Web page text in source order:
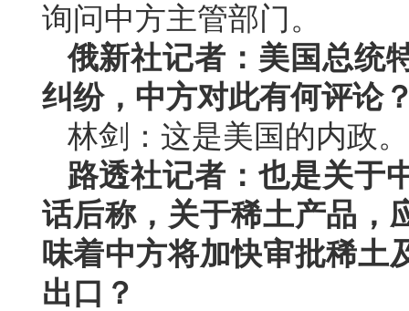
询问中方主管部门。
俄新社记者：美国总统
纠纷，中方对此有何评论
林剑：这是美国的内政。
路透社记者：也是关于
话后称，关于稀土产品，
味着中方将加快审批稀土
出口？